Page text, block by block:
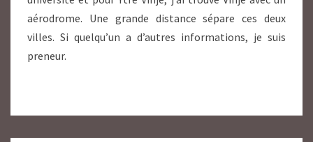
aérodrome. Une grande distance sépare ces deux
villes. Si quelqu’un a d’autres informations, je suis
preneur.